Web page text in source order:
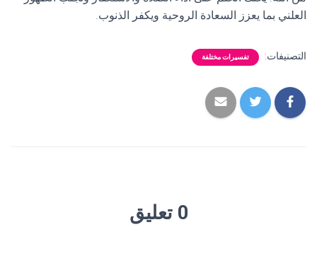
العلني بما يعزز السعادة الروحية ويكفر الذنوب.
التصنيفات: تفسيرات مختلفة
0 تعليق